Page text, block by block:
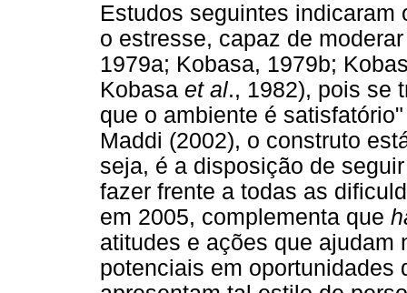
Estudos seguintes indicaram
o estresse, capaz de
1979a; Kobasa, 1979b;
Kobasa et al., 1982), pois se
que o ambiente é
Maddi (2002), o construto
seja, é a disposição de
fazer frente a todas as
em 2005, complementa que
atitudes e ações que ajudam
potenciais em oportunidades